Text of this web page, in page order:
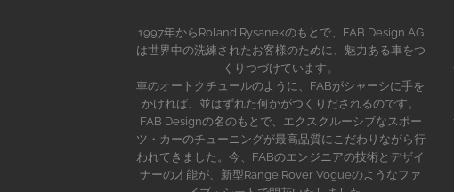
1997年からRoland Rysanekのもとで、FAB Design AG
は世界中の洗練されたお客様のために、魅力ある車をつ
くりつづけています。
車のオートクチュールのように、FABがシャーシに手を
かければ、並はずれた何かがつくりだされるのです。
FAB Designの名のもとで、エクスクルーシブなスポー
ツ・カーのチューニングが最高品質にこだわりながら行
われてきました。今、FABのエンジニアの技術とデザイ
ナーの才能が、新型Range Rover Vogueのようなファ